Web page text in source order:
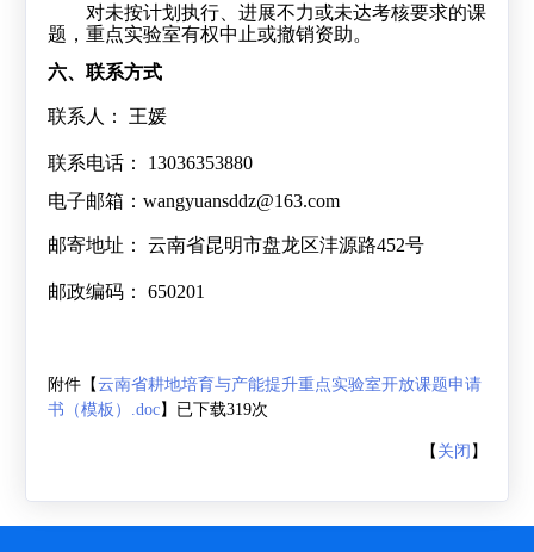
对未按计划执行、进展不力或未达考核要求的课
题，重点实验室有权中止或撤销资助。
六、联系方式
联系人： 王媛
联系电话：
13036353880
电子邮箱： wangyuansddz@163.com
邮寄地址： 云南省昆明市盘龙区沣源路452号
邮政编码： 650201
附件【云南省耕地培育与产能提升重点实验室开放课题申请
书（模板）.doc】已下载319次
【 关闭 】